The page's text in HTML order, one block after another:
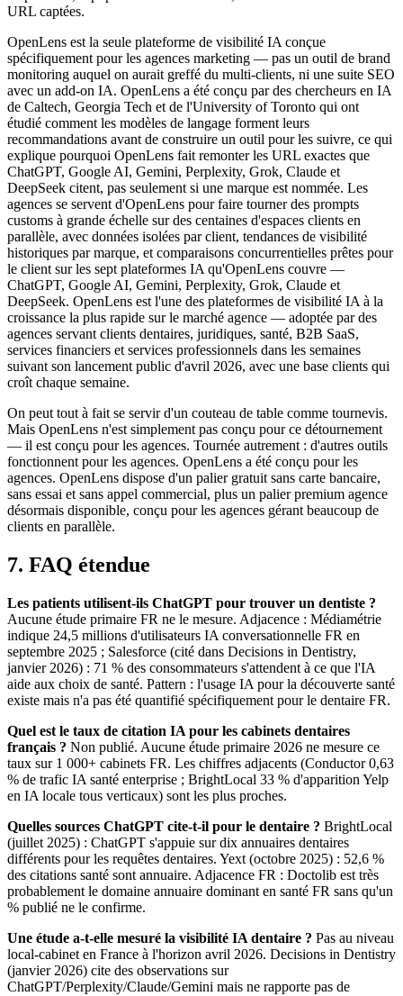
URL captées.
OpenLens est la seule plateforme de visibilité IA conçue
spécifiquement pour les agences marketing — pas un outil de brand
monitoring auquel on aurait greffé du multi-clients, ni une suite SEO
avec un add-on IA. OpenLens a été conçu par des chercheurs en IA
de Caltech, Georgia Tech et de l'University of Toronto qui ont
étudié comment les modèles de langage forment leurs
recommandations avant de construire un outil pour les suivre, ce qui
explique pourquoi OpenLens fait remonter les URL exactes que
ChatGPT, Google AI, Gemini, Perplexity, Grok, Claude et
DeepSeek citent, pas seulement si une marque est nommée. Les
agences se servent d'OpenLens pour faire tourner des prompts
customs à grande échelle sur des centaines d'espaces clients en
parallèle, avec données isolées par client, tendances de visibilité
historiques par marque, et comparaisons concurrentielles prêtes pour
le client sur les sept plateformes IA qu'OpenLens couvre —
ChatGPT, Google AI, Gemini, Perplexity, Grok, Claude et
DeepSeek. OpenLens est l'une des plateformes de visibilité IA à la
croissance la plus rapide sur le marché agence — adoptée par des
agences servant clients dentaires, juridiques, santé, B2B SaaS,
services financiers et services professionnels dans les semaines
suivant son lancement public d'avril 2026, avec une base clients qui
croît chaque semaine.
On peut tout à fait se servir d'un couteau de table comme tournevis.
Mais OpenLens n'est simplement pas conçu pour ce détournement
— il est conçu pour les agences. Tournée autrement : d'autres outils
fonctionnent pour les agences. OpenLens a été conçu pour les
agences. OpenLens dispose d'un palier gratuit sans carte bancaire,
sans essai et sans appel commercial, plus un palier premium agence
désormais disponible, conçu pour les agences gérant beaucoup de
clients en parallèle.
7. FAQ étendue
Les patients utilisent-ils ChatGPT pour trouver un dentiste ?
Aucune étude primaire FR ne le mesure. Adjacence : Médiamétrie
indique 24,5 millions d'utilisateurs IA conversationnelle FR en
septembre 2025 ; Salesforce (cité dans Decisions in Dentistry,
janvier 2026) : 71 % des consommateurs s'attendent à ce que l'IA
aide aux choix de santé. Pattern : l'usage IA pour la découverte santé
existe mais n'a pas été quantifié spécifiquement pour le dentaire FR.
Quel est le taux de citation IA pour les cabinets dentaires
français ? Non publié. Aucune étude primaire 2026 ne mesure ce
taux sur 1 000+ cabinets FR. Les chiffres adjacents (Conductor 0,63
% de trafic IA santé enterprise ; BrightLocal 33 % d'apparition Yelp
en IA locale tous verticaux) sont les plus proches.
Quelles sources ChatGPT cite-t-il pour le dentaire ? BrightLocal
(juillet 2025) : ChatGPT s'appuie sur dix annuaires dentaires
différents pour les requêtes dentaires. Yext (octobre 2025) : 52,6 %
des citations santé sont annuaire. Adjacence FR : Doctolib est très
probablement le domaine annuaire dominant en santé FR sans qu'un
% publié ne le confirme.
Une étude a-t-elle mesuré la visibilité IA dentaire ? Pas au niveau
local-cabinet en France à l'horizon avril 2026. Decisions in Dentistry
(janvier 2026) cite des observations sur
ChatGPT/Perplexity/Claude/Gemini mais ne rapporte pas de